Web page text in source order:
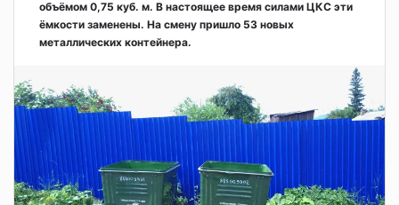
объёмом 0,75 куб. м. В настоящее время силами ЦКС эти
ёмкости заменены. На смену пришло 53 новых
металлических контейнера.